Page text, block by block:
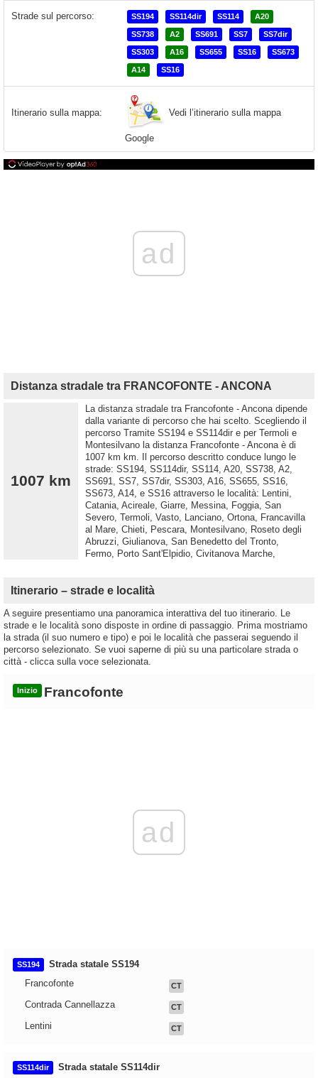
Strade sul percorso: SS194 SS114dir SS114 A20
SS738 A2 SS691 SS7 SS7dir
SS303 A16 SS655 SS16 SS673
A14 SS16
Itinerario sulla mappa: Vedi l’itinerario sulla mappa
Google
ad
Distanza stradale tra FRANCOFONTE - ANCONA
1007 km
La distanza stradale tra Francofonte - Ancona dipende
dalla variante di percorso che hai scelto. Scegliendo il
percorso Tramite SS194 e SS114dir e per Termoli e
Montesilvano la distanza Francofonte - Ancona è di
1007 km km. Il percorso descritto conduce lungo le
strade: SS194, SS114dir, SS114, A20, SS738, A2,
SS691, SS7, SS7dir, SS303, A16, SS655, SS16,
SS673, A14, e SS16 attraverso le località: Lentini,
Catania, Acireale, Giarre, Messina, Foggia, San
Severo, Termoli, Vasto, Lanciano, Ortona, Francavilla
al Mare, Chieti, Pescara, Montesilvano, Roseto degli
Abruzzi, Giulianova, San Benedetto del Tronto,
Fermo, Porto Sant'Elpidio, Civitanova Marche,
Itinerario – strade e località
A seguire presentiamo una panoramica interattiva del tuo itinerario. Le
strade e le località sono disposte in ordine di passaggio. Prima mostriamo
la strada (il suo numero e tipo) e poi le località che passerai seguendo il
percorso selezionato. Se vuoi saperne di più su una particolare strada o
città - clicca sulla voce selezionata.
Inizio Francofonte
ad
SS194
Strada statale SS194
Francofonte
CT
Contrada Cannellazza CT
Lentini CT
SS114dir
Strada statale SS114dir